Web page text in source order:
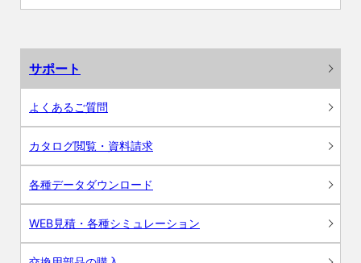
サポート
よくあるご質問
カタログ閲覧・資料請求
各種データダウンロード
WEB見積・各種シミュレーション